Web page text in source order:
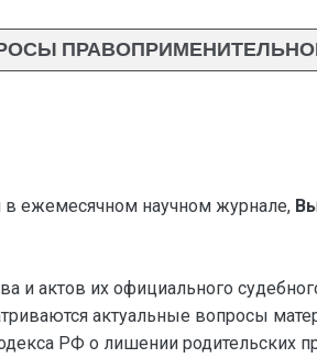
в ежемесячном научном журнале,
и актов их официального
актуальные вопросы
РФ о лишении родительских